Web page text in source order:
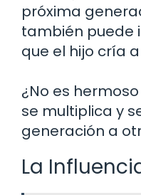
próxima
también puede
que el hijo cría
¿No es
se multiplica y
generación a
La